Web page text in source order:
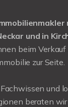
und in
beim Verkauf
zur Seite.
und
beraten